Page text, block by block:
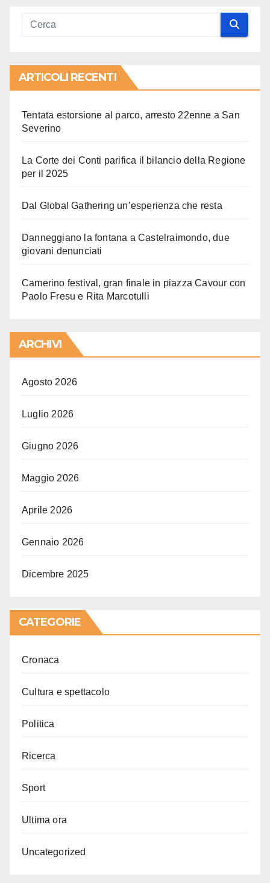
ARTICOLI RECENTI
Tentata estorsione al parco, arresto 22enne a San
Severino
La Corte dei Conti parifica il bilancio della Regione
per il 2025
Dal Global Gathering un’esperienza che resta
Danneggiano la fontana a Castelraimondo, due
giovani denunciati
Camerino festival, gran finale in piazza Cavour con
Paolo Fresu e Rita Marcotulli
ARCHIVI
Agosto 2026
Luglio 2026
Giugno 2026
Maggio 2026
Aprile 2026
Gennaio 2026
Dicembre 2025
CATEGORIE
Cronaca
Cultura e spettacolo
Politica
Ricerca
Sport
Ultima ora
Uncategorized